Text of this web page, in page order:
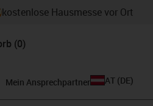
kostenlose Hausmesse vor Ort
(0)
Mein Ansprechpartner AT (DE)